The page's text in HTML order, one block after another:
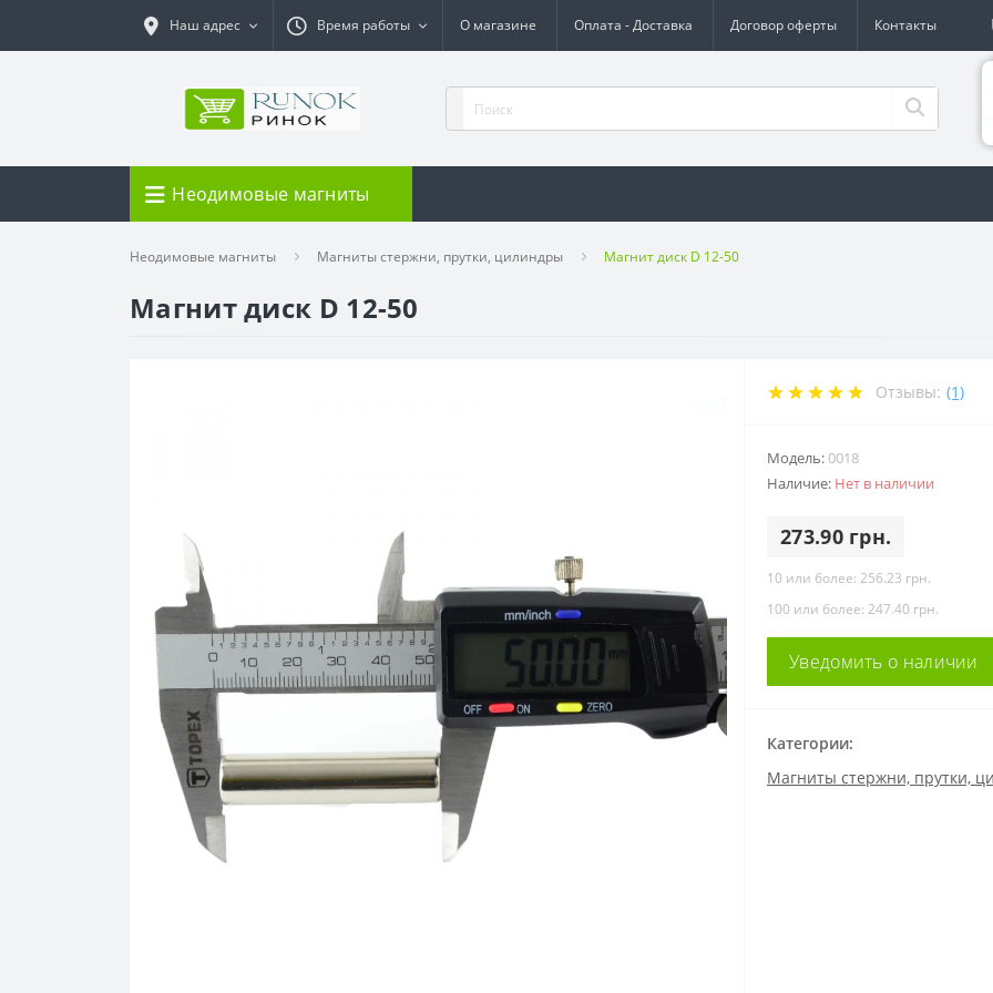
Наш адрес Время работы О магазине Оплата - Доставка Договор оферты Контакты
Неодимовые магниты
Неодимовые магниты Магниты стержни, прутки, цилиндры Магнит диск D 12-50
Магнит диск D 12-50
Отзывы: (1)
Модель:0018
Наличие: Нет в наличии
273.90 грн.
10 или более: 256.23 грн.
100 или более: 247.40 грн.
Уведомить о наличии
Категории:
Магниты стержни, прутки,